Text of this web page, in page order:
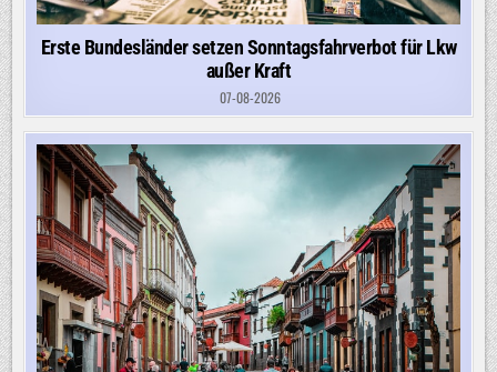
Erste Bundesländer setzen Sonntagsfahrverbot für Lkw
außer Kraft
07-08-2026